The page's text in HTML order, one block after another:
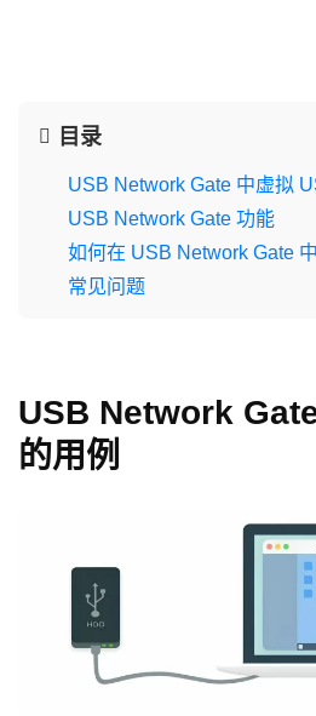
目录
USB Network Gate 中虚拟
USB Network Gate 功能
如何在 USB Network Gate
常见问题
USB Network
的用例